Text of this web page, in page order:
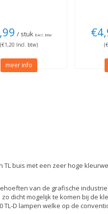
/ stuk Excl. btw
(€1,20 Incl. btw)
meer info
TL buis met een zeer hoge
van de grafische
zo dicht mogelijk te komen bij de
D lampen welke op de